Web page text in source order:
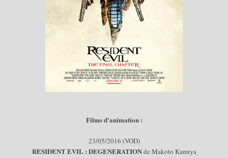
Films d'animation :
23/05/2016 (VOD)
RESIDENT EVIL : DEGENERATIONde Makoto Kamiya